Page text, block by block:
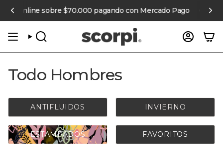
contenido
online sobre $70.000 pagando con Mercado Pago 6
BÚSQUEDA
Todo Hombres
ANTIFLUIDOS INVIERNO
ESTAMPADOS FAVORITOS